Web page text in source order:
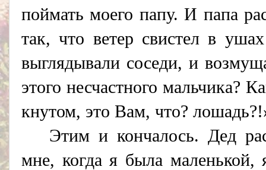
поймать моего папу. И папа
так, что ветер свистел в
выглядывали соседи, и
этого несчастного мальчика?
кнутом, это Вам, что?
Этим и кончалось. Дед
мне, когда я была маленькой,